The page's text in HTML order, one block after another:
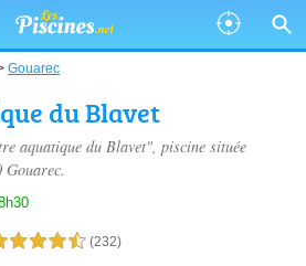
Gouarec
du Blavet
aquatique du Blavet", piscine située
Gouarec.
étoiles sur 5 (232)